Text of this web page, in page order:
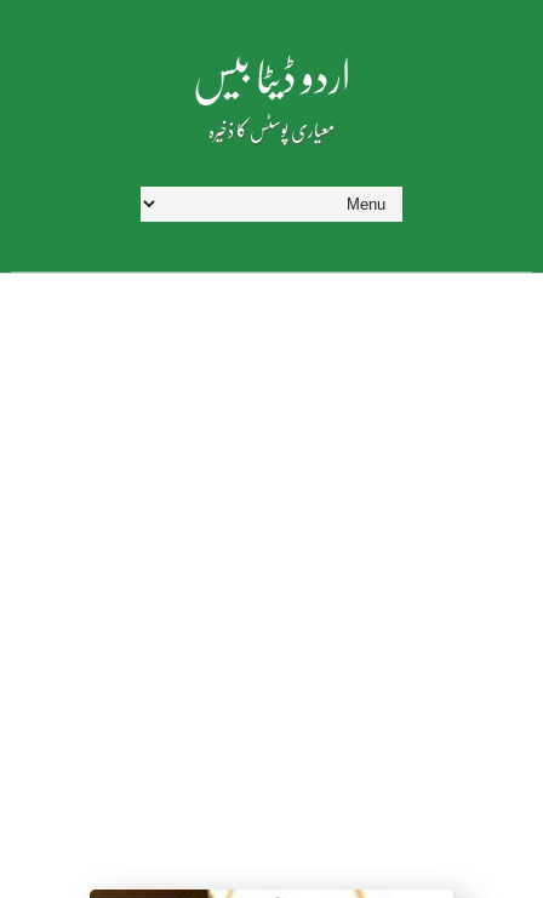
اردو ڈیٹا بیس
معیاری پوسٹس کا ذخیرہ